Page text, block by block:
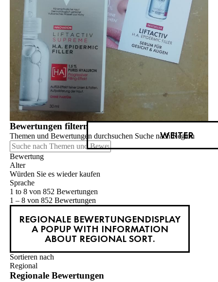
WEITER
Bewertungen filtern
Themen und Bewertungen durchsuchen Suche nach Region
Bewertung
Alter
Würden Sie es wieder kaufen
Sprache
1 to 8 von 852 Bewertungen
1 – 8 von 852 Bewertungen
REGIONALE BEWERTUNGENDISPLAY
A POPUP WITH INFORMATION
ABOUT REGIONAL SORT.
Sortieren nach
Regional
Regionale Bewertungen